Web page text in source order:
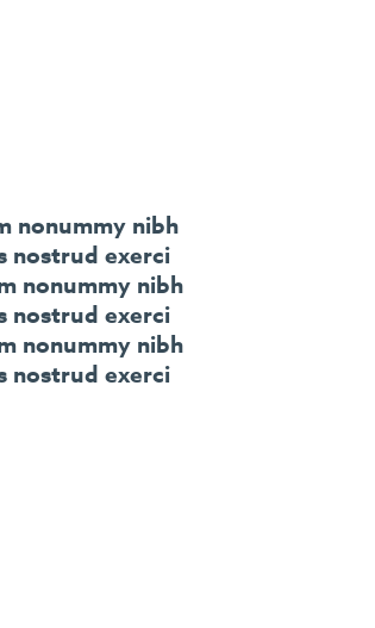
nonummy nibh
nostrud exerci
nonummy nibh
nostrud exerci
nonummy nibh
nostrud exerci